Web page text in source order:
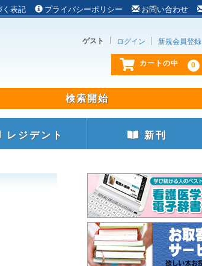
く表記 プライバシーポリシー お問い合わせ
ゲスト ログイン 新規会員登録
カートの中 0
レジデント 新刊